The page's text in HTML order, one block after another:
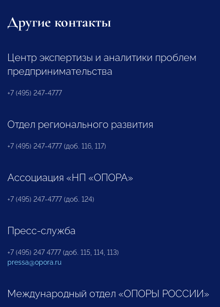
Другие контакты
Центр экспертизы и аналитики проблем
предпринимательства
+7 (495) 247-4777
Отдел регионального развития
+7 (495) 247-4777 (доб. 116, 117)
Ассоциация «НП «ОПОРА»
+7 (495) 247-4777 (доб. 124)
Пресс-служба
+7 (495) 247 4777 (доб. 115, 114, 113)
pressa@opora.ru
Международный отдел «ОПОРЫ РОССИИ»